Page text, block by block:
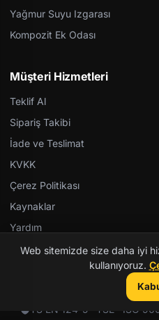
Yağmur Suyu Izgarası
Kompozit Ek Odası
Müşteri Hizmetleri
Teklif Al
Sipariş Takibi
İade ve Teslimat
KVKK
Çerez Politikası
Kaynaklar
Yardım
© 2026 Kent Teknik
TS EN 124-5 · TSE · ISO
Web sitemizde size daha iyi
kullanıyoruz.